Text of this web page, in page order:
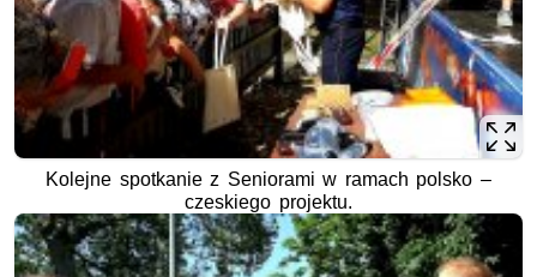
Kolejne spotkanie z Seniorami w ramach polsko –
czeskiego projektu.